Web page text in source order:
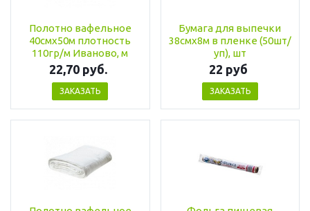
Полотно вафельное
40смх50м плотность
110гр/м Иваново, м
22,70 руб.
ЗАКАЗАТЬ
Бумага для выпечки
38смх8м в пленке (50шт/
уп), шт
22 руб
ЗАКАЗАТЬ